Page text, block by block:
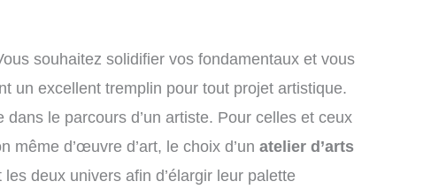
souhaitez solidifier vos fondamentaux et vous
un excellent tremplin pour tout projet artistique.
dans le parcours d’un artiste. Pour celles et ceux
d’œuvre d’art, le choix d’un atelier d’arts
deux univers afin d’élargir leur palette